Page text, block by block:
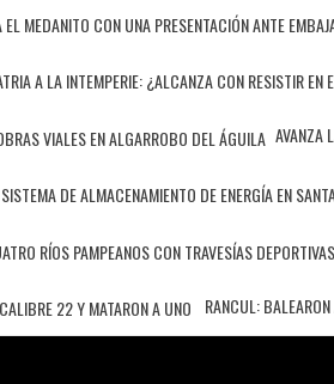
AVANZA
RANCUL: